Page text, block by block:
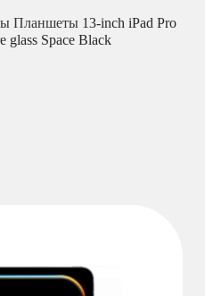
Планшеты 13-inch iPad Pro
glass Space Black